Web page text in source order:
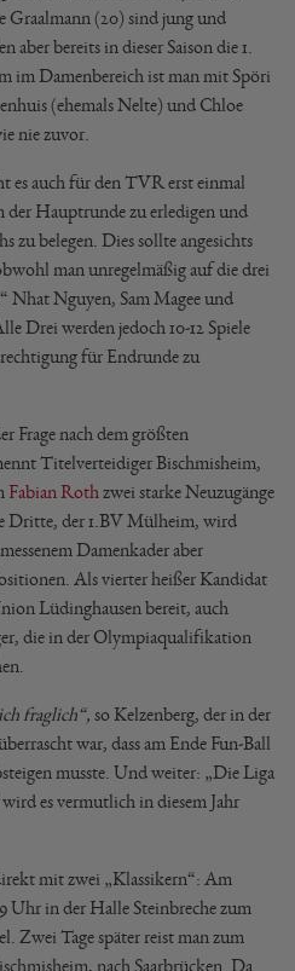
Graalmann (20) sind jung und
bereits in dieser Saison die 1.
im Damenbereich ist man mit Spöri
(ehemals Nelte) und Chloe
nie zuvor.
es auch für den TVR erst einmal
der Hauptrunde zu erledigen und
zu belegen. Dies sollte angesichts
man unregelmäßig auf die drei
Nhat Nguyen, Sam Magee und
Drei werden jedoch 10-12 Spiele
für Endrunde zu
Frage nach dem größten
Titelverteidiger Bischmisheim,
Fabian Roth zwei starke Neuzugänge
Dritte, der 1.BV Mülheim, wird
Damenkader aber
Als vierter heißer Kandidat
Lüdinghausen bereit, auch
die in der Olympiaqualifikation
fraglich“, so Kelzenberg, der in der
war, dass am Ende Fun-Ball
musste. Und weiter: „Die Liga
es vermutlich in diesem Jahr
mit zwei „Klassikern“: Am
Uhr in der Halle Steinbreche zum
Zwei Tage später reist man zum
nach Saarbrücken. Da